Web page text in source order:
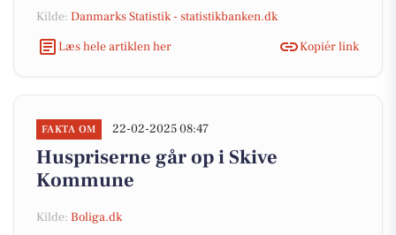
Kilde: Danmarks Statistik - statistikbanken.dk
Læs hele artiklen her
Kopiér link
FAKTA OM 22-02-2025 08:47
Huspriserne går op i Skive
Kommune
Kilde: Boliga.dk